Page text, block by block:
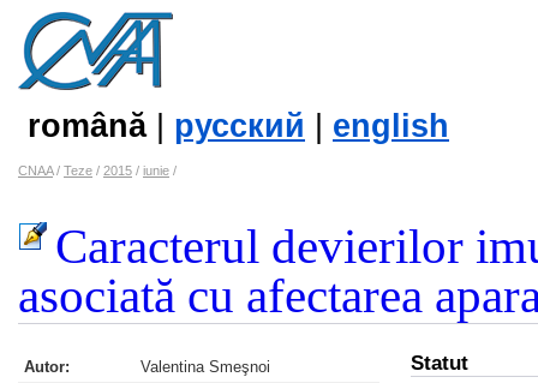
română| русский english
CNAA/ Teze / 2015 / iunie /
Caracterul devierilor
asociată cu afectarea
Autor:
Valentina Smeşnoi
Statut